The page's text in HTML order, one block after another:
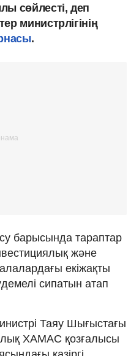
сөйлесті, деп
министрлігінің
.
барысында тараптар
және
екіжақты
сипатын атап
Таяу Шығыстағы
ХАМАС қозғалысы